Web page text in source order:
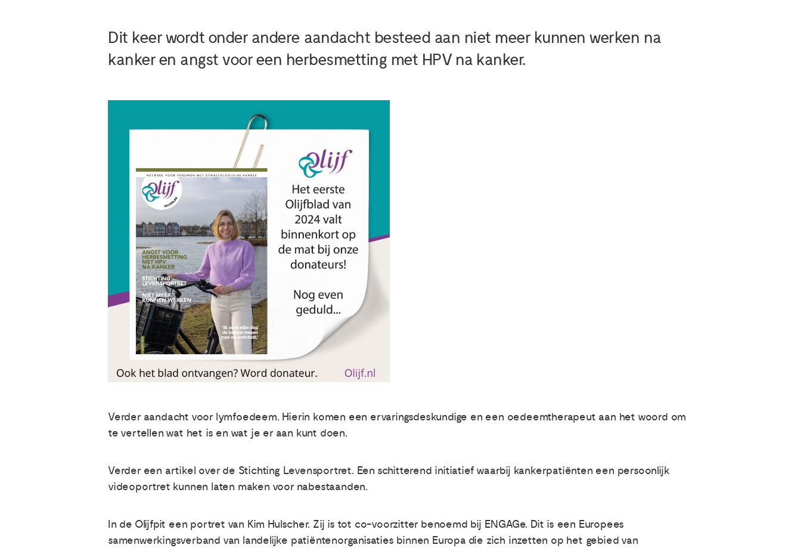
Dit keer wordt onder andere aandacht besteed aan niet meer kunnen werken na
kanker en angst voor een herbesmetting met HPV na kanker.
Verder aandacht voor lymfoedeem. Hierin komen een ervaringsdeskundige en een oedeemtherapeut aan het woord om
te vertellen wat het is en wat je er aan kunt doen.
Verder een artikel over de Stichting Levensportret. Een schitterend initiatief waarbij kankerpatiënten een persoonlijk
videoportret kunnen laten maken voor nabestaanden.
In de Olijfpit een portret van Kim Hulscher. Zij is tot co-voorzitter benoemd bij ENGAGe. Dit is een Europees
samenwerkingsverband van landelijke patiëntenorganisaties binnen Europa die zich inzetten op het gebied van